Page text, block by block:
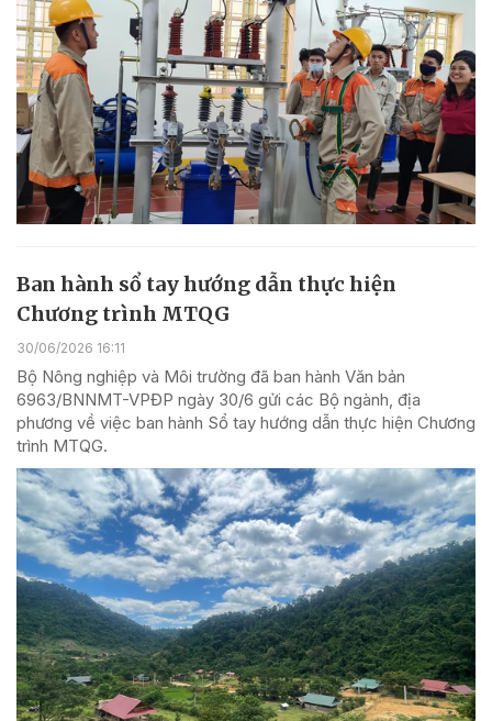
Ban hành sổ tay hướng dẫn thực hiện
Chương trình MTQG
30/06/2026 16:11
Bộ Nông nghiệp và Môi trường đã ban hành Văn bản
6963/BNNMT-VPĐP ngày 30/6 gửi các Bộ ngành, địa
phương về việc ban hành Sổ tay hướng dẫn thực hiện Chương
trình MTQG.